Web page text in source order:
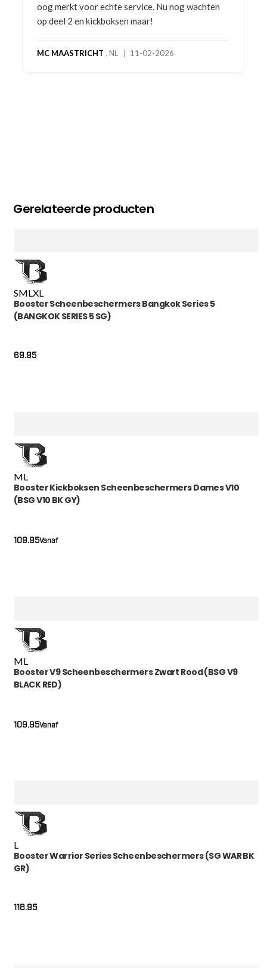
oog merkt voor echte service. Nu nog wachten
op deel 2 en kickboksen maar!
MC MAASTRICHT , NL | 11-02-2026
Gerelateerde producten
SML XL
Booster Scheenbeschermers Bangkok Series 5
(BANGKOK SERIES 5 SG)
69.95
ML
Booster Kickboksen Scheenbeschermers Dames V10
(BSG V10 BK GY)
Vanaf
109.95
ML
Booster V9 Scheenbeschermers Zwart Rood (BSG V9
BLACK RED)
Vanaf
109.95
L
Booster Warrior Series Scheenbeschermers (SG WAR BK
GR)
118.95